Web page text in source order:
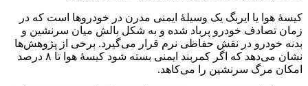
کیسهٔ هوا یا ایربگ یک وسیلهٔ ایمنی مدرن در خودروها است که در
زمان تصادف خودرو پرباد شده و به شکل بالش میان سرنشین و
بدنه خودرو در نقش حفاظی نرم قرار می‌گیرد. برخی از پژوهش‌ها
نشان می‌دهد که اگر کمربند ایمنی بسته شود کیسهٔ هوا تا ۸ درصد
امکان مرگ سرنشین را می‌کاهد.